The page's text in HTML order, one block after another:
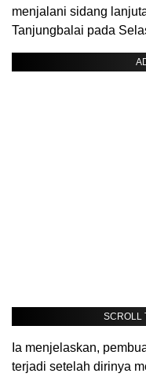
menjalani sidang
Tanjungbalai pada
SCROLL
Ia menjelaskan,
terjadi setelah dirinya